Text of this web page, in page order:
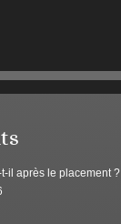
il après le placement ?